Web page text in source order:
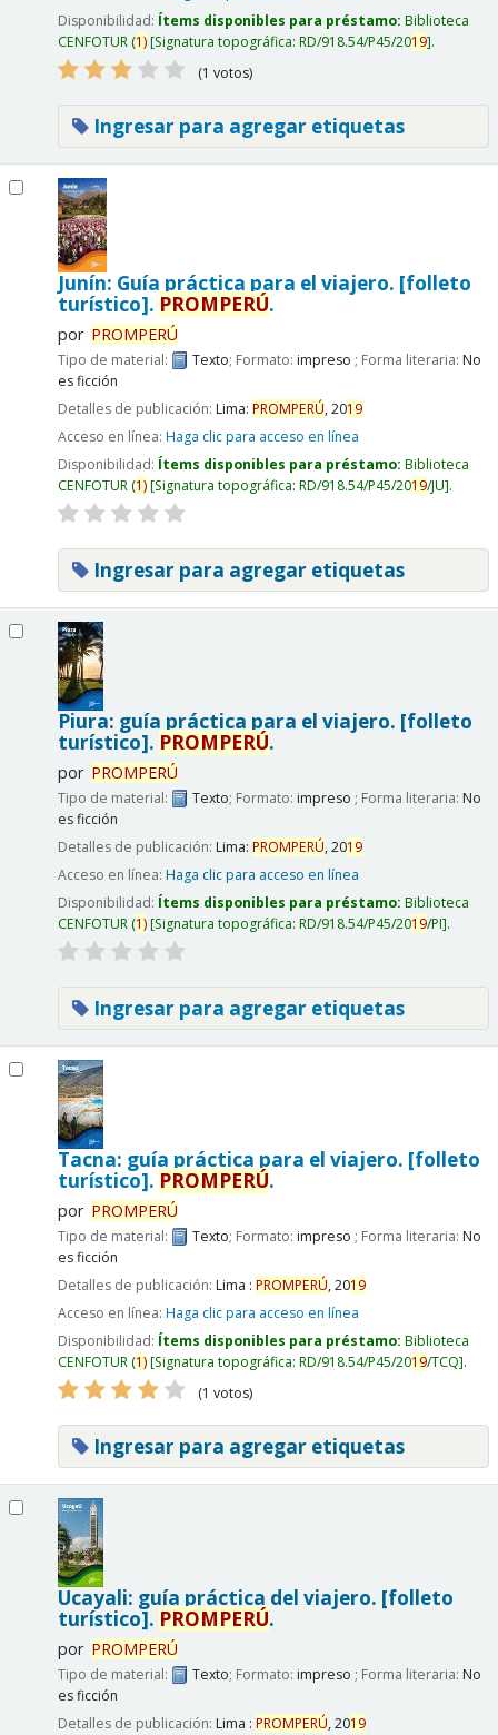
Disponibilidad: Ítems disponibles para préstamo: Biblioteca
CENFOTUR(1) Signatura topográfica: RD/918.54/P45/2019 .
(1 votos)
Ingresar para agregar etiquetas
Junín: Guía práctica para el viajero. [folleto
turístico]. PROMPERÚ.
por PROMPERÚ
Tipo de material: Texto; Formato: impreso ; Forma literaria: No
es ficción
Detalles de publicación: Lima: PROMPERÚ,2019
Acceso en línea: Haga clic para acceso en línea
Disponibilidad: Ítems disponibles para préstamo: Biblioteca
CENFOTUR(1) Signatura topográfica: RD/918.54/P45/2019/JU .
Ingresar para agregar etiquetas
Piura: guía práctica para el viajero. [folleto
turístico]. PROMPERÚ.
por PROMPERÚ
Tipo de material: Texto; Formato: impreso ; Forma literaria: No
es ficción
Detalles de publicación: Lima: PROMPERÚ,2019
Acceso en línea: Haga clic para acceso en línea
Disponibilidad: Ítems disponibles para préstamo: Biblioteca
CENFOTUR(1) Signatura topográfica: RD/918.54/P45/2019/PI .
Ingresar para agregar etiquetas
Tacna: guía práctica para el viajero. [folleto
turístico]. PROMPERÚ.
por PROMPERÚ
Tipo de material: Texto; Formato: impreso ; Forma literaria: No
es ficción
Detalles de publicación: Lima : PROMPERÚ,2019
Acceso en línea: Haga clic para acceso en línea
Disponibilidad: Ítems disponibles para préstamo: Biblioteca
CENFOTUR(1) Signatura topográfica: RD/918.54/P45/2019/TCQ .
(1 votos)
Ingresar para agregar etiquetas
Ucayali: guía práctica del viajero. [folleto
turístico]. PROMPERÚ.
por PROMPERÚ
Tipo de material: Texto; Formato: impreso ; Forma literaria: No
es ficción
Detalles de publicación: Lima : PROMPERÚ,2019